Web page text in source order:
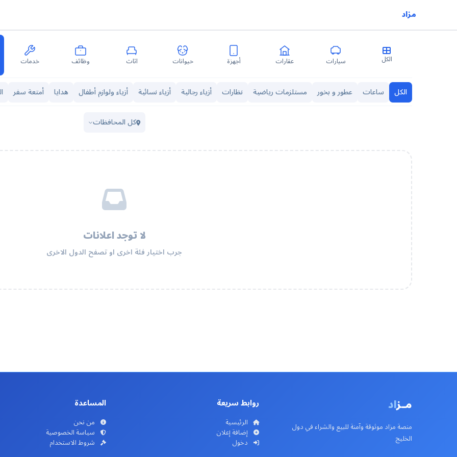
مزاد
الكل سيارات عقارات أجهزة حيوانات اثاث وظائف خدمات
الكل ساعات عطور و بخور مستلزمات رياضية نظارات أزياء رجالية أزياء نسائية أزياء ولوازم أطفال هدايا أمتعة سفر
كل المحافظات
لا توجد اعلانات
جرب اختيار فئة اخرى او تصفح الدول الاخرى
مـزاد
منصة مزاد موثوقة وآمنة للبيع والشراء في دول
الخليج
روابط سريعة
الرئيسية
إضافة إعلان
دخول
المساعدة
من نحن
سياسة الخصوصية
شروط الاستخدام